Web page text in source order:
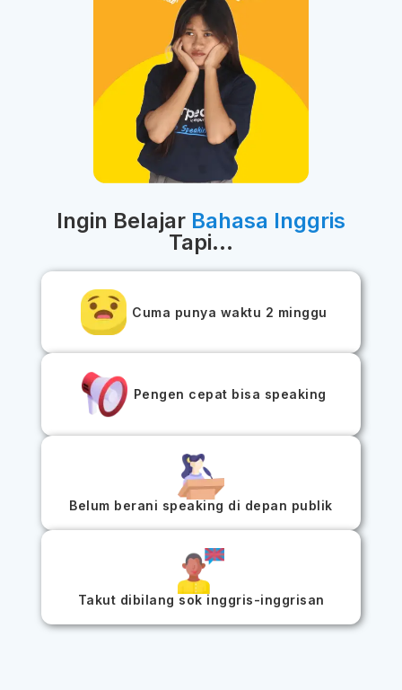
Ingin Belajar Bahasa Inggris
Tapi...
Cuma punya waktu 2 minggu
Pengen cepat bisa speaking
Belum berani speaking di depan publik
Takut dibilang sok inggris-inggrisan